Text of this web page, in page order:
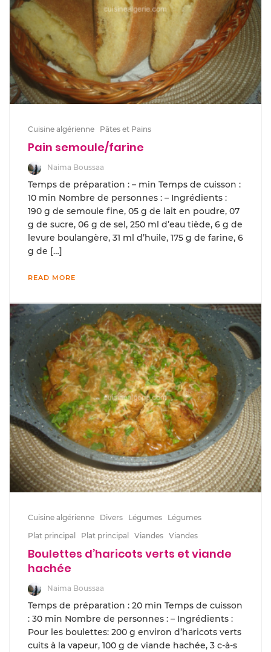
Cuisine algérienne Pâtes et Pains
Pain semoule/farine
Naima Boussaa
Temps de préparation : – min Temps de cuisson :
10 min Nombre de personnes : – Ingrédients :
190 g de semoule fine, 05 g de lait en poudre, 07
g de sucre, 06 g de sel, 250 ml d’eau tiède, 6 g de
levure boulangère, 31 ml d’huile, 175 g de farine, 6
g de […]
READ MORE
Cuisine algérienne Divers Légumes
Légumes
Plat principal
Plat principal Viandes Viandes
Boulettes d’haricots verts et viande
hachée
Naima Boussaa
Temps de préparation : 20 min Temps de cuisson
: 30 min Nombre de personnes : – Ingrédients :
Pour les boulettes: 200 g environ d’haricots verts
cuits à la vapeur, 100 g de viande hachée, 3 c-à-s